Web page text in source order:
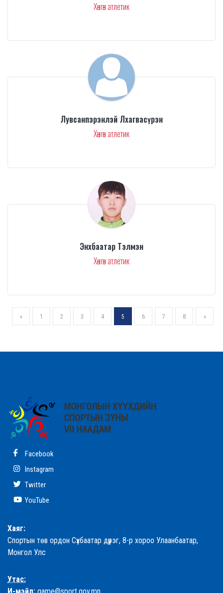
Хөнгөн атлетик
Лувсанпэрэнлэй Лхагвасүрэн
Хөнгөн атлетик
Энхбаатар Тэлмэн
Хөнгөн атлетик
« 1 2 3 4 5 6 7 8 »
Facebook
Instagram
Twitter
YouTube
Хаяг:
Спортын төв ордон Сүхбаатар дүүрэг, 8-р хороо Улаанбаатар,
Монгол Улс
Утас: